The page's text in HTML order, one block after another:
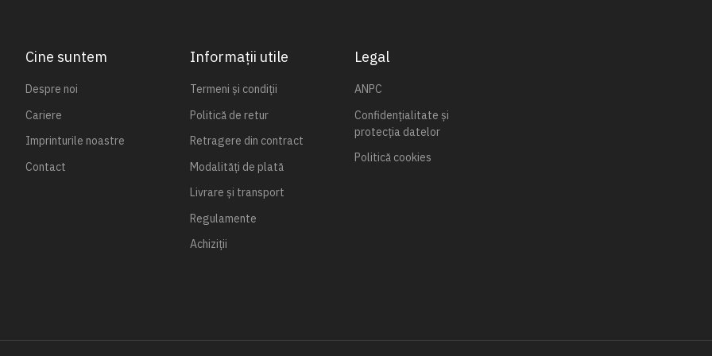
Cine suntem
Despre noi
Cariere
Imprinturile noastre
Contact
Informații utile
Termeni și condiții
Politică de retur
Retragere din contract
Modalități de plată
Livrare și transport
Regulamente
Achiziții
Legal
ANPC
Confidențialitate și
protecția datelor
Politică cookies